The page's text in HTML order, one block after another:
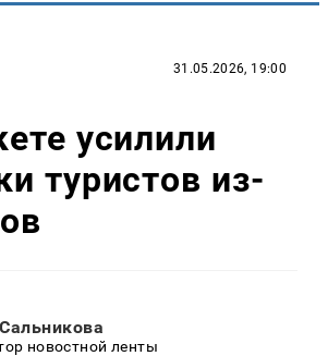
31.05.2026, 19:00
усилили
туристов из-
новостной ленты